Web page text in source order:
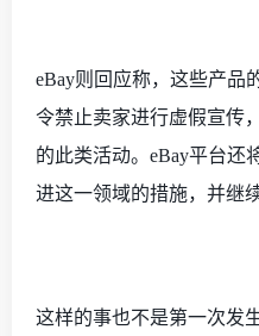
eBay则回应称，这些产品
令禁止卖家进行虚假宣传
的此类活动。eBay平台还
进这一领域的措施，并继
这样的事也不是第一次发